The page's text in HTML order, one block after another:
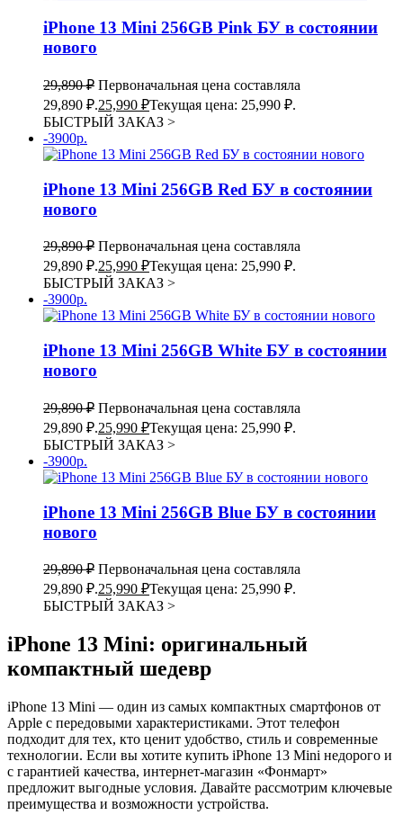
iPhone 13 Mini 256GB Pink БУ в состоянии
нового
29,890₽ Первоначальная цена составляла
29,890 ₽.25,990 ₽Текущая цена: 25,990 ₽.
БЫСТРЫЙ ЗАКАЗ >
-3900р.
iPhone 13 Mini 256GB Red БУ в состоянии
нового
29,890₽ Первоначальная цена составляла
29,890 ₽.25,990 ₽Текущая цена: 25,990 ₽.
БЫСТРЫЙ ЗАКАЗ >
-3900р.
iPhone 13 Mini 256GB White БУ в состоянии
нового
29,890₽ Первоначальная цена составляла
29,890 ₽.25,990 ₽Текущая цена: 25,990 ₽.
БЫСТРЫЙ ЗАКАЗ >
-3900р.
iPhone 13 Mini 256GB Blue БУ в состоянии
нового
29,890₽ Первоначальная цена составляла
29,890 ₽.25,990 ₽Текущая цена: 25,990 ₽.
БЫСТРЫЙ ЗАКАЗ >
iPhone 13 Mini: оригинальный
компактный шедевр
iPhone 13 Mini — один из самых компактных смартфонов от
Apple с передовыми характеристиками. Этот телефон
подходит для тех, кто ценит удобство, стиль и современные
технологии. Если вы хотите купить iPhone 13 Mini недорого и
с гарантией качества, интернет-магазин «Фонмарт»
предложит выгодные условия. Давайте рассмотрим ключевые
преимущества и возможности устройства.